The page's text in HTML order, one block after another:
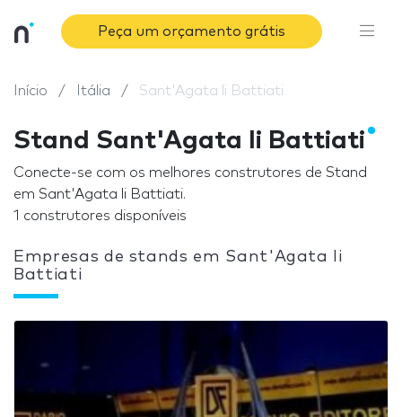
Peça um orçamento grátis
Início Itália Sant'Agata li Battiati
Stand Sant'Agata li Battiati
Conecte-se com os melhores construtores de Stand
em Sant'Agata li Battiati.
1 construtores disponíveis
Empresas de stands em Sant'Agata li
Battiati